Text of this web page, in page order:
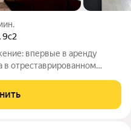
,9с2
впервые в аренду
в отреставрированном
с потолками высотой 3,2 м